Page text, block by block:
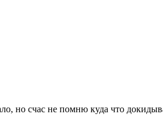
но счас не помню куда что